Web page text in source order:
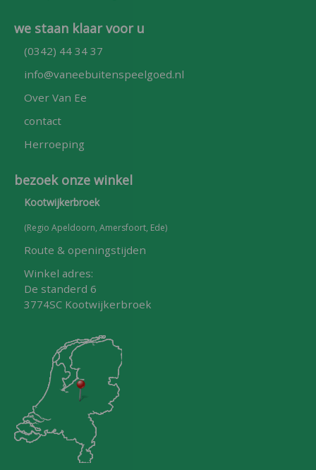
we staan klaar voor u
(0342) 44 34 37
info@vaneebuitenspeelgoed.nl
Over Van Ee
contact
Herroeping
bezoek onze winkel
Kootwijkerbroek
(Regio Apeldoorn, Amersfoort, Ede)
Route & openingstijden
Winkel adres:
De standerd 6
3774SC Kootwijkerbroek